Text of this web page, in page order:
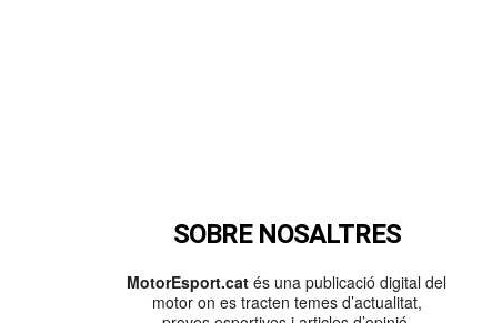
SOBRE NOSALTRES
MotorEsport.cat és una publicació digital del
motor on es tracten temes d’actualitat,